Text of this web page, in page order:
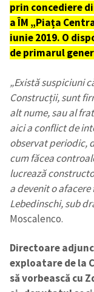
prin concediere
a ÎM „Piața
iunie 2019. O
de primarul
„Există suspiciuni
Construcții, sunt
alt nume, sau al
aici a conflict de
observat periodic,
cum făcea
lucrează
a devenit o
Lebedinschi, sub
Moscalenco.
Directoare
exploatare de la
să vorbească cu